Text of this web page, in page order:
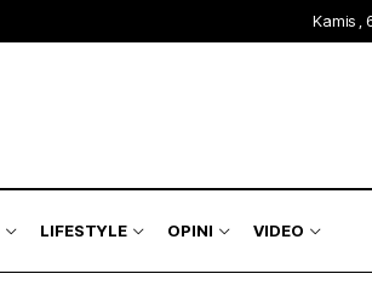
Kamis ,
LIFESTYLE OPINI VIDEO